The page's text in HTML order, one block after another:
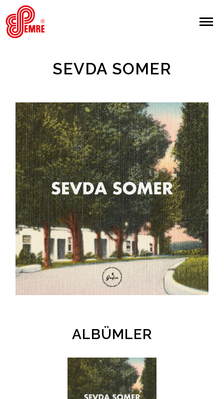
EMRE PLAK
Giriş Yap/Kayıt Ol
Anasayfa
Hakkımızda
Sanatçılar
Albümler
İletişim
en
SEVDA SOMER
ALBÜMLER